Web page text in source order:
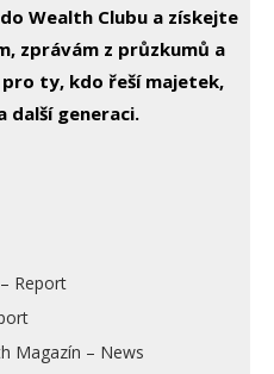
Wealth Clubu a získejte
zprávám z průzkumů a
ty, kdo řeší majetek,
další generaci.
Report
Magazín – News